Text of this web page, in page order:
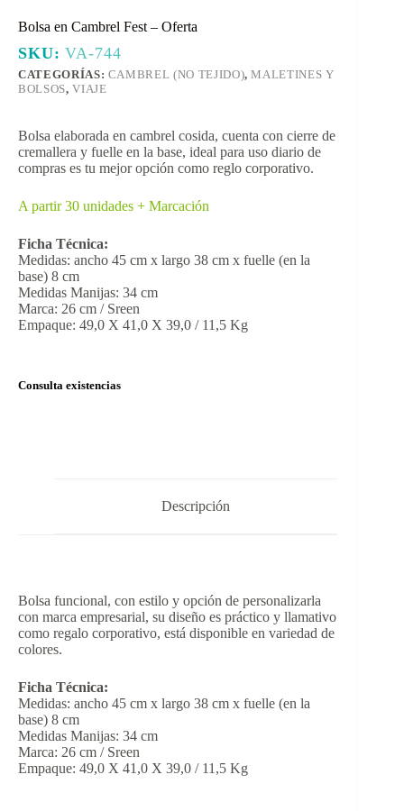
Bolsa en Cambrel Fest – Oferta
SKU:VA-744
CATEGORÍAS: CAMBREL (NO TEJIDO),MALETINES Y
BOLSOS,VIAJE
Bolsa elaborada en cambrel cosida, cuenta con cierre de
cremallera y fuelle en la base, ideal para uso diario de
compras es tu mejor opción como reglo corporativo.
A partir 30 unidades + Marcación
Ficha Técnica:
Medidas: ancho 45 cm x largo 38 cm x fuelle (en la
base) 8 cm
Medidas Manijas: 34 cm
Marca: 26 cm / Sreen
Empaque: 49,0 X 41,0 X 39,0 / 11,5 Kg
Consulta existencias
Descripción
Bolsa funcional, con estilo y opción de personalizarla
con marca empresarial, su diseño es práctico y llamativo
como regalo corporativo, está disponible en variedad de
colores.
Ficha Técnica:
Medidas: ancho 45 cm x largo 38 cm x fuelle (en la
base) 8 cm
Medidas Manijas: 34 cm
Marca: 26 cm / Sreen
Empaque: 49,0 X 41,0 X 39,0 / 11,5 Kg